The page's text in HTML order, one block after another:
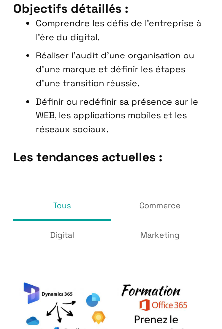
Objectifs détaillés :
Comprendre les défis de l’entreprise à
l’ère du digital.
Réaliser l’audit d’une organisation ou
d’une marque et définir les étapes
d’une transition réussie.
Définir ou redéfinir sa présence sur le
WEB, les applications mobiles et les
réseaux sociaux.
Les tendances actuelles :
Tous Commerce
Digital Marketing